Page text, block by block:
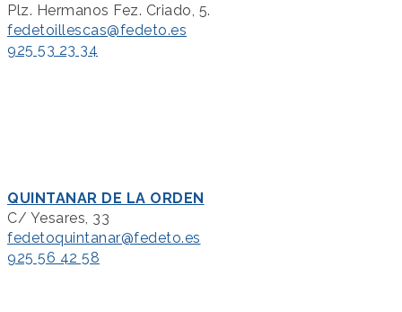
Plz. Hermanos Fez. Criado, 5.
fedetoillescas@fedeto.es
925 53 23 34
QUINTANAR DE LA ORDEN
C/ Yesares, 33
fedetoquintanar@fedeto.es
925 56 42 58